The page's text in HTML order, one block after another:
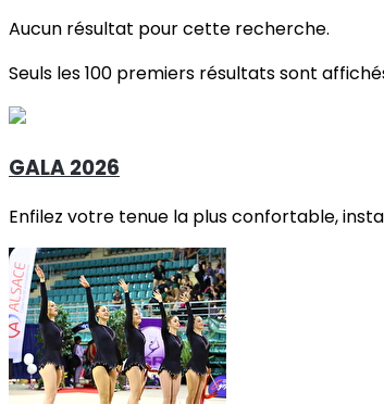
Aucun résultat pour cette recherche.
Seuls les 100 premiers résultats sont
GALA 2026
Enfilez votre tenue la plus confortable,